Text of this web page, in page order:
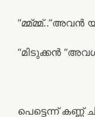
“മ്മ്മ്മ്..”അവൻ
“മിടുക്കൻ
പെട്ടെന്ന് കണ്ണ്